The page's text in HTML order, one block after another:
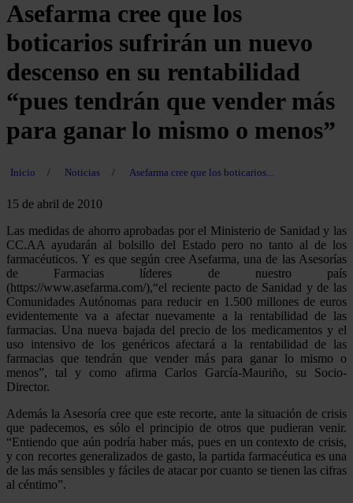
Asefarma cree que los
boticarios sufrirán un nuevo
descenso en su rentabilidad
“pues tendrán que vender más
para ganar lo mismo o menos”
Inicio / Noticias / Asefarma cree que los boticarios...
15 de abril de 2010
Las medidas de ahorro aprobadas por el Ministerio de Sanidad y las
CC.AA ayudarán al bolsillo del Estado pero no tanto al de los
farmacéuticos. Y es que según cree Asefarma, una de las Asesorías
de Farmacias líderes de nuestro país
(https://www.asefarma.com/),“el reciente pacto de Sanidad y de las
Comunidades Autónomas para reducir en 1.500 millones de euros
evidentemente va a afectar nuevamente a la rentabilidad de las
farmacias. Una nueva bajada del precio de los medicamentos y el
uso intensivo de los genéricos afectará a la rentabilidad de las
farmacias que tendrán que vender más para ganar lo mismo o
menos”, tal y como afirma Carlos García-Mauriño, su Socio-
Director.
Además la Asesoría cree que este recorte, ante la situación de crisis
que padecemos, es sólo el principio de otros que pudieran venir.
“Entiendo que aún podría haber más, pues en un contexto de crisis,
y con recortes generalizados de gasto, la partida farmacéutica es una
de las más sensibles y fáciles de atacar por cuanto se tienen las cifras
al céntimo”.